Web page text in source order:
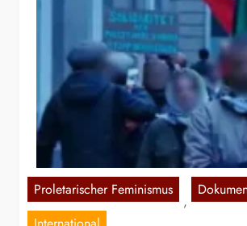
Proletarischer Feminismus
,